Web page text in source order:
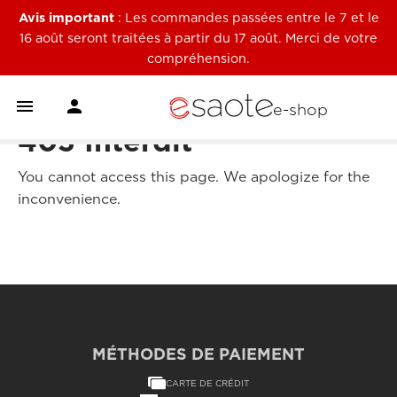
Avis important: Les commandes passées entre le 7 et le
16 août seront traitées à partir du 17 août. Merci de votre
compréhension.
  e-shop
403 Interdit
You cannot access this page. We apologize for the
inconvenience.
MÉTHODES DE PAIEMENT
CARTE DE CRÉDIT